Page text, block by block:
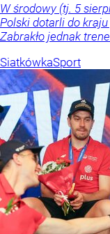
W środowy (tj. 5
Polski dotarli do
Zabrakło jednak
SiatkówkaSport